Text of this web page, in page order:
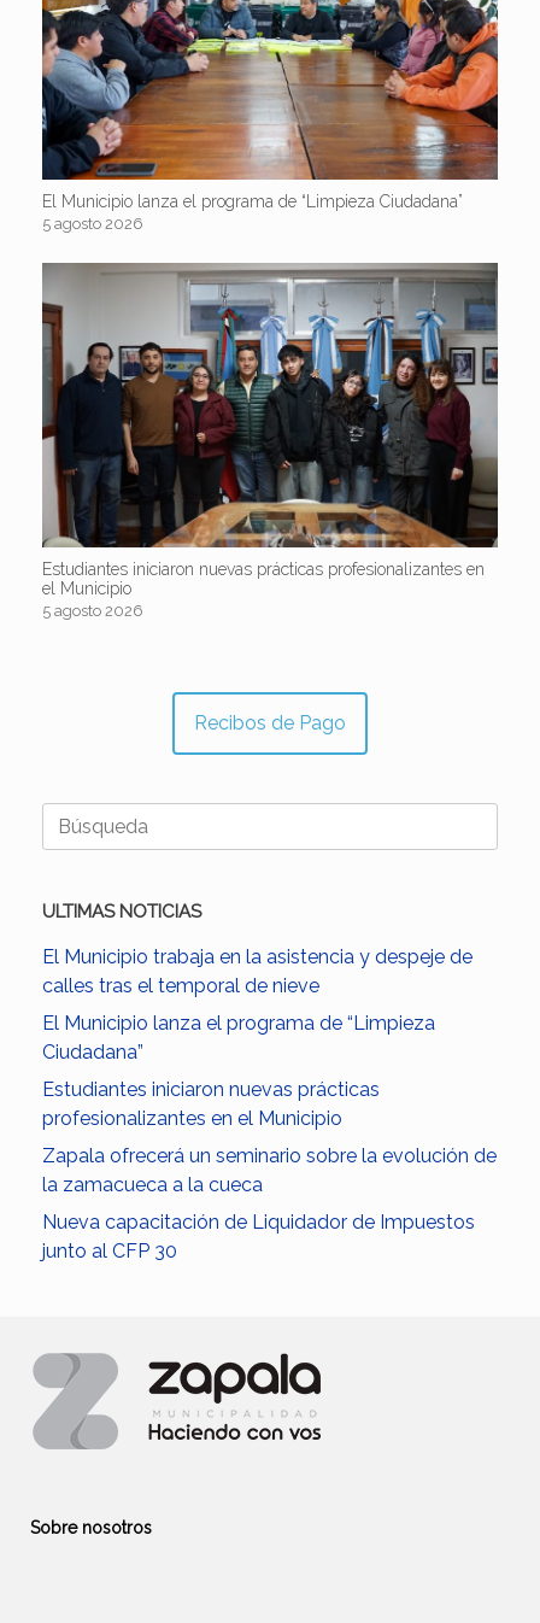
El Municipio lanza el programa de “Limpieza Ciudadana”
5 agosto 2026
Estudiantes iniciaron nuevas prácticas profesionalizantes en
el Municipio
5 agosto 2026
Recibos de Pago
Buscar:
ULTIMAS NOTICIAS
El Municipio trabaja en la asistencia y despeje de
calles tras el temporal de nieve
El Municipio lanza el programa de “Limpieza
Ciudadana”
Estudiantes iniciaron nuevas prácticas
profesionalizantes en el Municipio
Zapala ofrecerá un seminario sobre la evolución de
la zamacueca a la cueca
Nueva capacitación de Liquidador de Impuestos
junto al CFP 30
Sobre nosotros